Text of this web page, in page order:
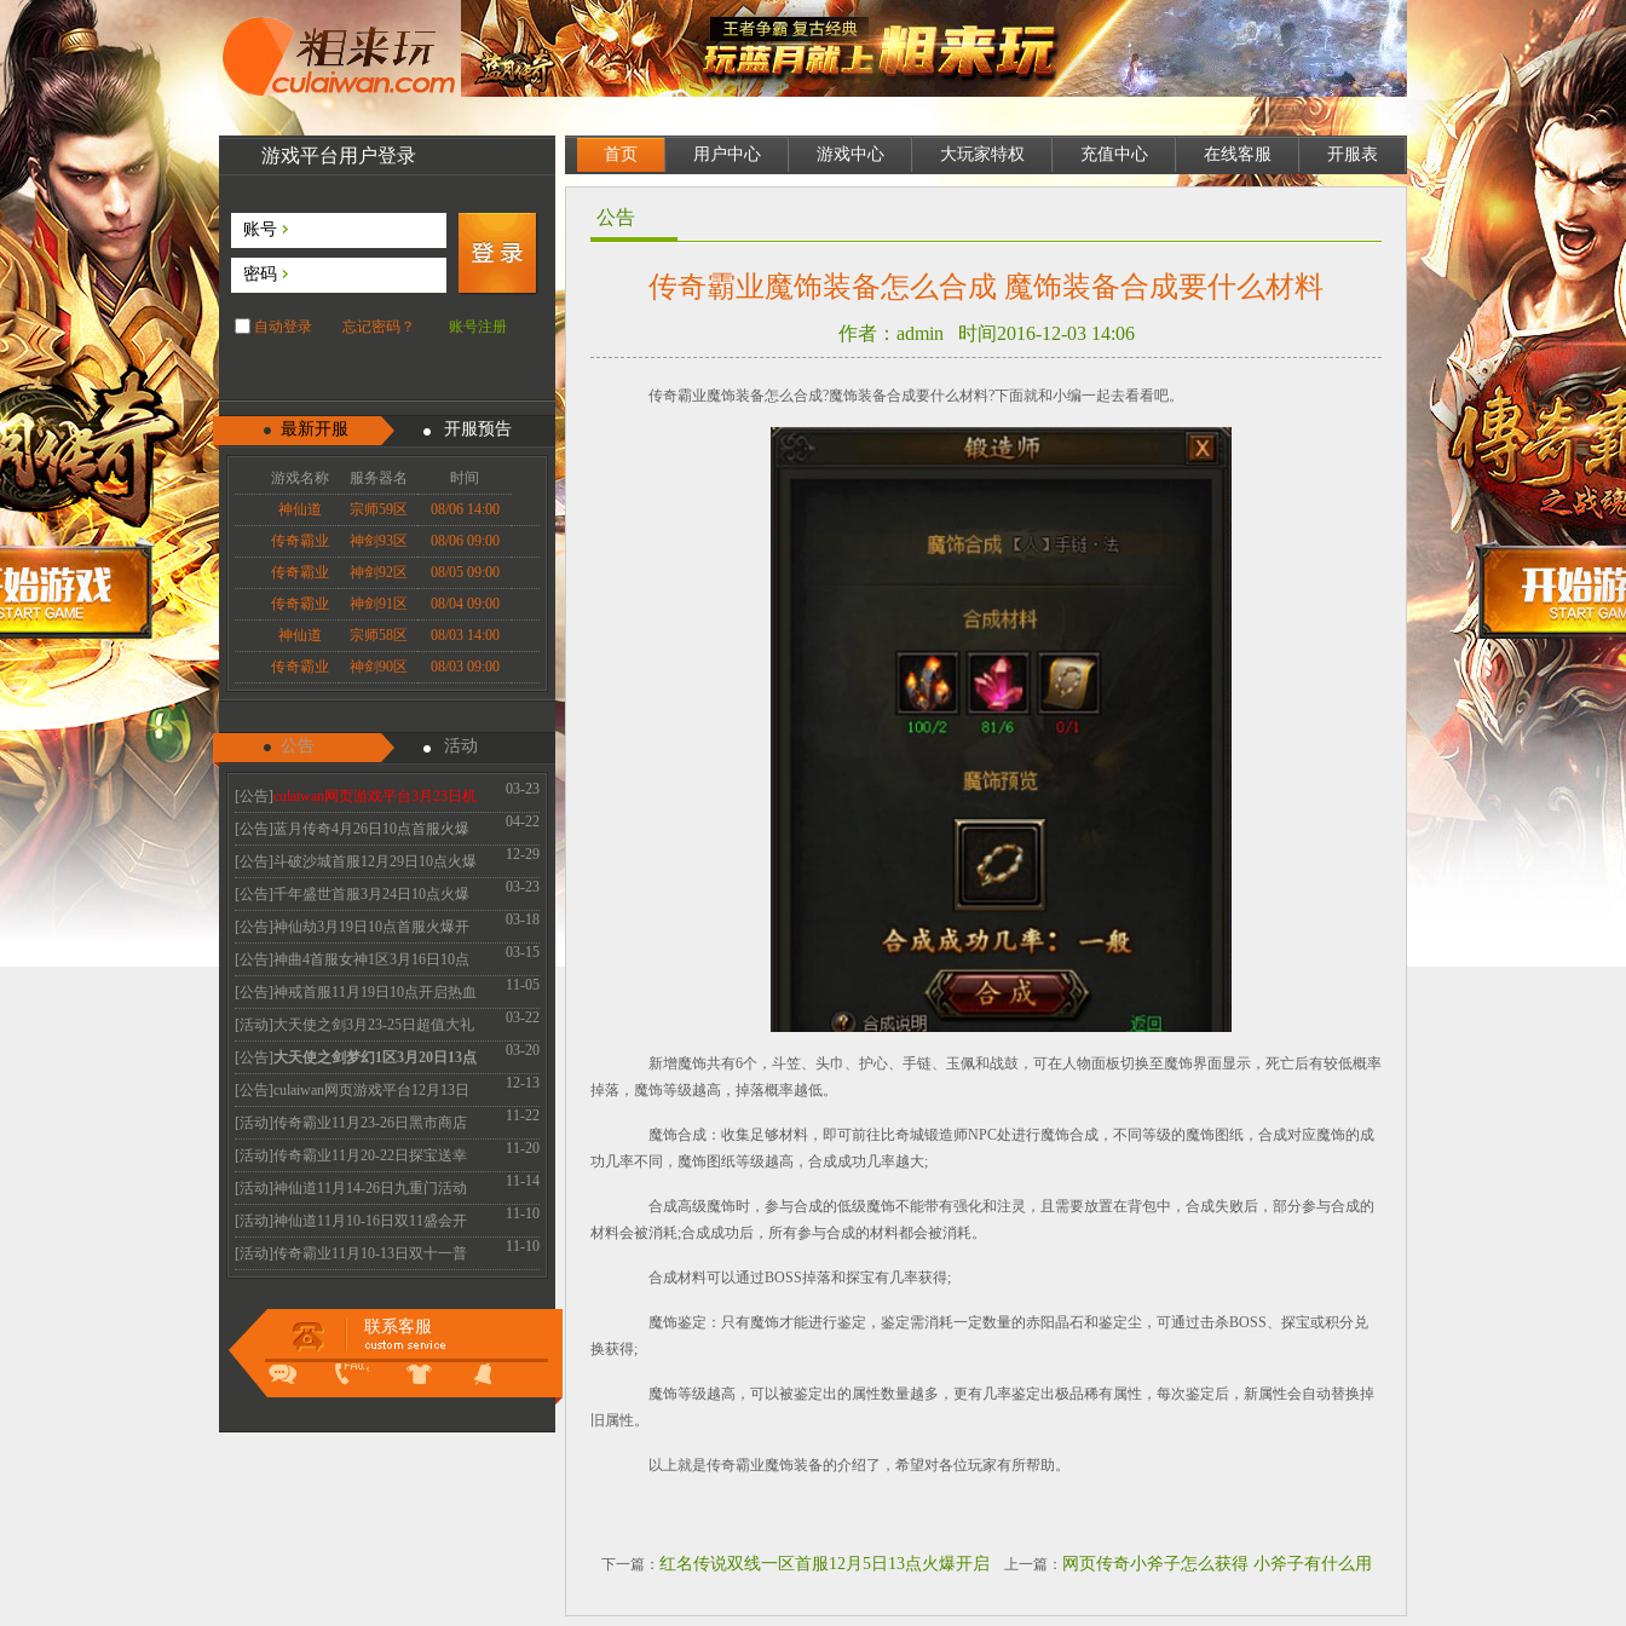
游戏平台用户登录
账号
密码
自动登录 忘记密码？ 账号注册
最新开服 开服预告
游戏名称 服务器名
时间
神仙道
宗师59区
08/06 14:00
传奇霸业
神剑93区
08/06 09:00
传奇霸业
神剑92区
08/05 09:00
传奇霸业
神剑91区
08/04 09:00
神仙道
宗师58区
08/03 14:00
传奇霸业
神剑90区 08/03 09:00
公告 活动
[公告]culaiwan网页游戏平台3月23日机
房维护公告
03-23
[公告]蓝月传奇4月26日10点首服火爆
开启 热血永恒
04-22
[公告]斗破沙城首服12月29日10点火爆
开启传奇新体
12-29
[公告]千年盛世首服3月24日10点火爆
开启
03-23
[公告]神仙劫3月19日10点首服火爆开
启 V3免费领取
03-18
[公告]神曲4首服女神1区3月16日10点
火爆开启 召唤
03-15
[公告]神戒首服11月19日10点开启热血
经典散人必玩
11-05
[活动]大天使之剑3月23-25日超值大礼
珍惜道具限
03-22
[公告] 大天使之剑梦幻1区3月20日13点
火爆开启
03-20
[公告]culaiwan网页游戏平台12月13日
机房维护升级
12-13
[活动]传奇霸业11月23-26日黑市商店
全民疯抢不容
11-22
[活动]传奇霸业11月20-22日探宝送幸
运 霸业抽不停
11-20
[活动]神仙道11月14-26日九重门活动
惊喜好礼的等
11-14
[活动]神仙道11月10-16日双11盛会开
启 多重惊喜等
11-10
[活动]传奇霸业11月10-13日双十一普
11-10
联系客服
首页 用户中心 游戏中心 大玩家特权 充值中心 在线客服 开服表
公告
传奇霸业魔饰装备怎么合成 魔饰装备合成要什么材料
作者：admin 时间2016-12-03 14:06
传奇霸业魔饰装备怎么合成?魔饰装备合成要什么材料?下面就和小编一起去看看吧。
新增魔饰共有6个，斗笠、头巾、护心、手链、玉佩和战鼓，可在人物面板切换至魔饰界面显示，死亡后有较低概率
掉落，魔饰等级越高，掉落概率越低。
魔饰合成：收集足够材料，即可前往比奇城锻造师NPC处进行魔饰合成，不同等级的魔饰图纸，合成对应魔饰的成
功几率不同，魔饰图纸等级越高，合成成功几率越大;
合成高级魔饰时，参与合成的低级魔饰不能带有强化和注灵，且需要放置在背包中，合成失败后，部分参与合成的
材料会被消耗;合成成功后，所有参与合成的材料都会被消耗。
合成材料可以通过BOSS掉落和探宝有几率获得;
魔饰鉴定：只有魔饰才能进行鉴定，鉴定需消耗一定数量的赤阳晶石和鉴定尘，可通过击杀BOSS、探宝或积分兑
换获得;
魔饰等级越高，可以被鉴定出的属性数量越多，更有几率鉴定出极品稀有属性，每次鉴定后，新属性会自动替换掉
旧属性。
以上就是传奇霸业魔饰装备的介绍了，希望对各位玩家有所帮助。
下一篇： 红名传说双线一区首服12月5日13点火爆开启 上一篇： 网页传奇小斧子怎么获得 小斧子有什么用